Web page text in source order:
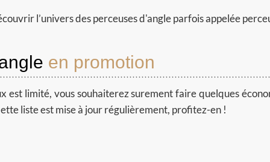
l’univers des perceuses d'angle parfois appelée
en promotion
est limité, vous souhaiterez surement faire quelques
liste est mise à jour régulièrement, profitez-en !